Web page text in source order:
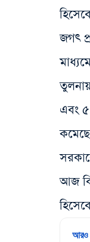
জগৎ
এবং
আজ
আরও